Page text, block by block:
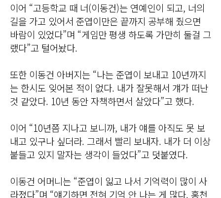
이어 “고등학교 때 너(이동건)는 연예인이 되고, 너의
길을 가고 있어서 준엽이만은 끝까지 공부해 줬으면
바람이 있었다”며 “게임만 평생 하도록 가만히 둘걸 그
랬다”고 털어놨다.
또한 이동건 아버지는 “나는 준엽이 보내고 10년까지
는 한시도 잊어본 적이 없다. 내가 잘못해서 걔가 떠난
것 같았다. 10년 동안 자책하면서 살았다”고 했다.
이어 “10년쯤 지나고 보니까, 내가 얘를 아직도 못 보
내고 있구나 싶더라. 그래서 빨리 보내자. 내가 더 이상
붙들고 있지 말자는 생각이 들었다”고 덧붙였다.
이동건 어머니는 “준엽이 잃고 나서 기억력이 많이 사
라졌다”며 “얘기하면 전혀 기억 안 나는 게 많다. 홍천